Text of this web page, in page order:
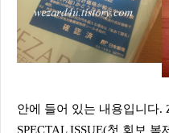
안에 들어 있는 내용입니다.
SPECTAL ISSUE(첫 회보